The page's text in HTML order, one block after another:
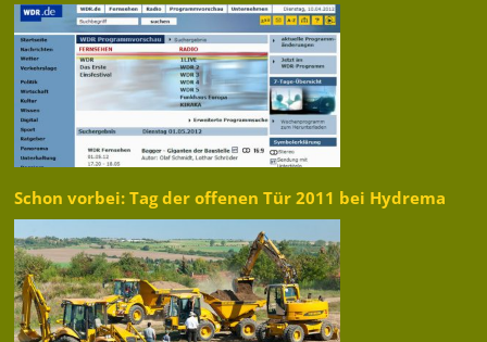
Schon vorbei: Tag der offenen Tür 2011 bei Hydrema